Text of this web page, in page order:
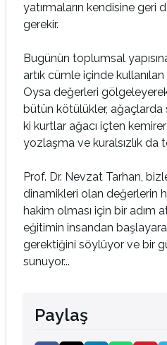
yatırmaların kendisine geri
gerekir.
Bugünün toplumsal
artık cümle içinde
Oysa değerleri
bütün kötülükler, ağaçlarda
ki kurtlar ağacı içten
yozlaşma ve kuralsızlık da
Prof. Dr. Nevzat Tarhan,
dinamikleri olan değerlerin
hakim olması için bir adım
eğitimin insandan
gerektiğini söylüyor ve bir
sunuyor...
Paylaş